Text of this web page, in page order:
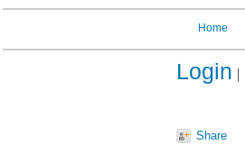
Home
Login
Share